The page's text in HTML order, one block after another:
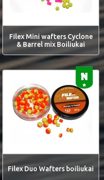
Filex Mini wafters Cyclone
& Barrel mix Boiliukai
Filex Duo Wafters boiliukai